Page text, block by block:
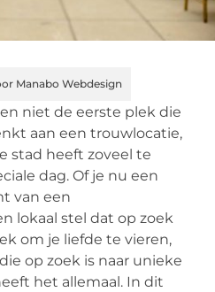
Manabo Webdesign
niet de eerste plek die
aan een trouwlocatie,
stad heeft zoveel te
dag. Of je nu een
van een
lokaal stel dat op zoek
om je liefde te vieren,
op zoek is naar unieke
het allemaal. In dit